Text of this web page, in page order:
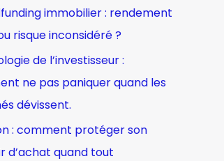
immobilier : rendement
risque inconsidéré ?
de l’investisseur :
ne pas paniquer quand les
dévissent.
: comment protéger son
d’achat quand tout